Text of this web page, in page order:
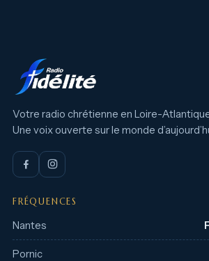
Votre radio chrétienne en Loire-
Une voix ouverte sur le monde
FRÉQUENCES
Nantes
Pornic